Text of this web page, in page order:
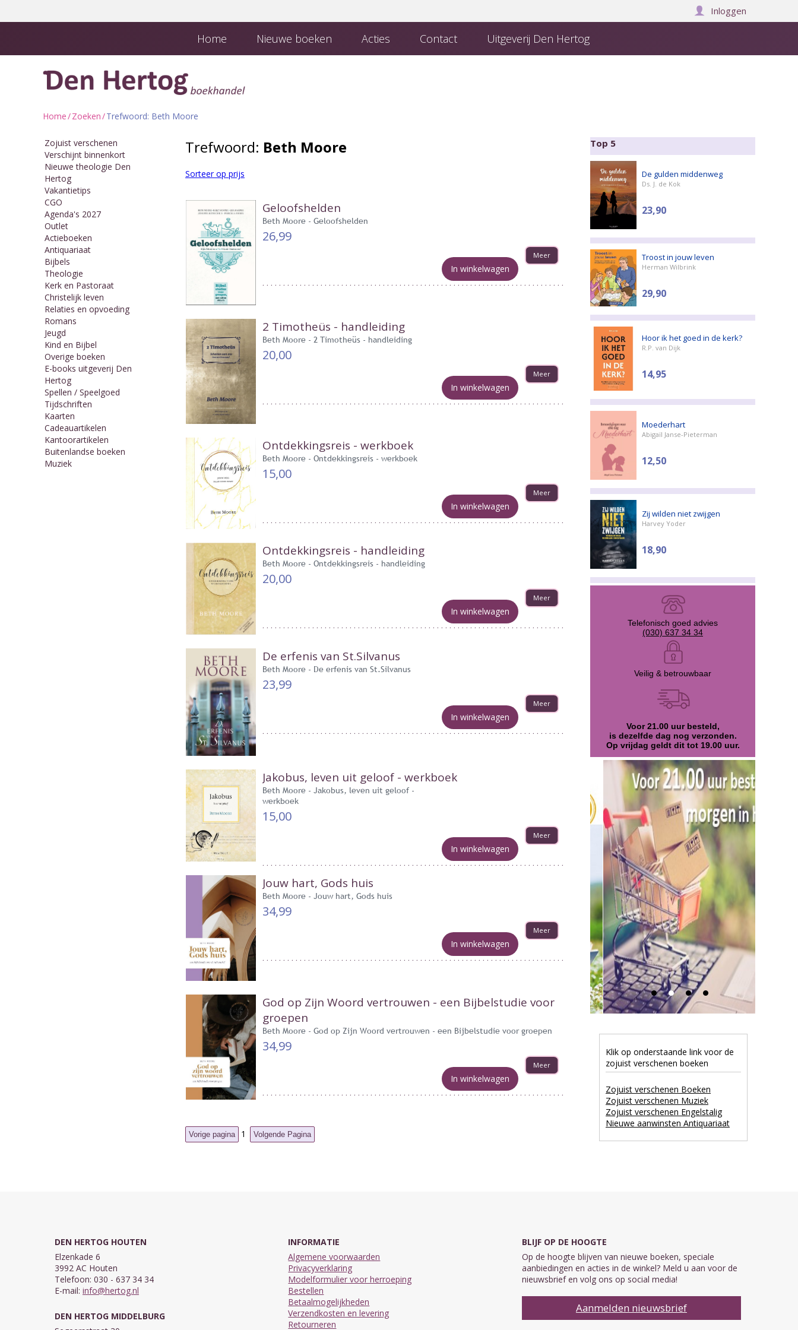
Inloggen
Home Nieuwe boeken Acties Contact Uitgeverij Den Hertog
Winkelwagen:0
Home/Zoeken/Trefwoord: Beth Moore
Zojuist verschenen
Verschijnt binnenkort
Nieuwe theologie Den
Hertog
Vakantietips
CGO
Agenda's 2027
Outlet
Actieboeken
Antiquariaat
Bijbels
Theologie
Kerk en Pastoraat
Christelijk leven
Relaties en opvoeding
Romans
Jeugd
Kind en Bijbel
Overige boeken
E-books uitgeverij Den
Hertog
Spellen / Speelgoed
Tijdschriften
Kaarten
Cadeauartikelen
Kantoorartikelen
Buitenlandse boeken
Muziek
Trefwoord: Beth Moore
Sorteer op prijs
Geloofshelden
Beth Moore - Geloofshelden
26,99
Meer
In winkelwagen
2 Timotheüs - handleiding
Beth Moore - 2 Timotheüs - handleiding
20,00
Meer
In winkelwagen
Ontdekkingsreis - werkboek
Beth Moore - Ontdekkingsreis - werkboek
15,00
Meer
In winkelwagen
Ontdekkingsreis - handleiding
Beth Moore - Ontdekkingsreis - handleiding
20,00
Meer
In winkelwagen
De erfenis van St.Silvanus
Beth Moore - De erfenis van St.Silvanus
23,99
Meer
In winkelwagen
Jakobus, leven uit geloof - werkboek
Beth Moore - Jakobus, leven uit geloof -
werkboek
15,00
Meer
In winkelwagen
Jouw hart, Gods huis
Beth Moore - Jouw hart, Gods huis
34,99
Meer
In winkelwagen
God op Zijn Woord vertrouwen - een Bijbelstudie voor
groepen
Beth Moore - God op Zijn Woord vertrouwen - een Bijbelstudie voor groepen
34,99
Meer
In winkelwagen
1
Top 5
De gulden middenweg
Ds. J. de Kok
23,90
Troost in jouw leven
Herman Wilbrink
29,90
Hoor ik het goed in de kerk?
R.P. van Dijk
14,95
Moederhart
Abigaïl Janse-Pieterman
12,50
Zij wilden niet zwijgen
Harvey Yoder
18,90
Telefonisch goed advies
(030) 637 34 34
Veilig & betrouwbaar
Voor 21.00 uur besteld,
is dezelfde dag nog verzonden.
Op vrijdag geldt dit tot 19.00 uur.
Klik op onderstaande link voor de
zojuist verschenen boeken
Zojuist verschenen Boeken
Zojuist verschenen Muziek
Zojuist verschenen Engelstalig
Nieuwe aanwinsten Antiquariaat
DEN HERTOG HOUTEN
Elzenkade 6
3992 AC Houten
Telefoon: 030 - 637 34 34
E-mail: info@hertog.nl
DEN HERTOG MIDDELBURG
INFORMATIE
Algemene voorwaarden
Privacyverklaring
Modelformulier voor herroeping
Bestellen
Betaalmogelijkheden
Verzendkosten en levering
Retourneren
BLIJF OP DE HOOGTE
Op de hoogte blijven van nieuwe boeken, speciale
aanbiedingen en acties in de winkel? Meld u aan voor de
nieuwsbrief en volg ons op social media!
Aanmelden nieuwsbrief